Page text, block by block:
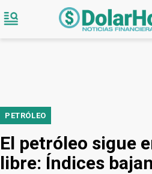
PETRÓLEO
El petróleo sigue
libre: Índices